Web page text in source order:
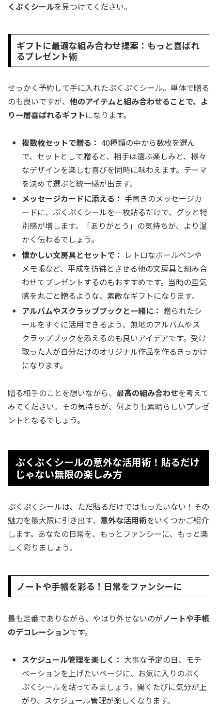
くぷくシールを見つけてください。
ギフトに最適な組み合わせ提案：もっと喜ばれ
るプレゼント術
せっかく予約して手に入れたぷくぷくシール。単体で贈る
のも良いですが、 他のアイテムと組み合わせることで、よ
り一層喜ばれるギフトになります。
複数枚セットで贈る： 40種類の中から数枚を選ん
で、セットとして贈ると、相手は選ぶ楽しみと、様々
なデザインを楽しむ喜びを同時に味わえます。テーマ
を決めて選ぶと統一感が出ます。
メッセージカードに添える： 手書きのメッセージカ
ードに、ぷくぷくシールを一枚貼るだけで、グッと特
別感が増します。「ありがとう」の気持ちが、より温
かく伝わるでしょう。
懐かしい文房具とセットで： レトロなボールペンや
メモ帳など、平成を彷彿とさせる他の文房具と組み合
わせてプレゼントするのもおすすめです。当時の空気
感を丸ごと贈るような、素敵なギフトになります。
アルバムやスクラップブックと一緒に： 贈られたシ
ールをすぐに活用できるよう、無地のアルバムやス
クラップブックを添えるのも良いアイデアです。受け
取った人が自分だけのオリジナル作品を作るきっかけ
になります。
贈る相手のことを想いながら、 最高の組み合わせを考えて
みてください。その気持ちが、何よりも素晴らしいプレゼ
ントとなるでしょう。
ぷくぷくシールの意外な活用術！貼るだけ
じゃない無限の楽しみ方
ぷくぷくシールは、ただ貼るだけではもったいない！その
魅力を最大限に引き出す、 意外な活用術をいくつかご紹介
します。あなたの日常を、もっとファンシーに、もっと楽
しく彩りましょう。
ノートや手帳を彩る！日常をファンシーに
最も定番でありながら、やはり外せないのがノートや手帳
のデコレーションです。
スケジュール管理を楽しく： 大事な予定の日、モチ
ベーションを上げたいページに、お気に入りのぷく
ぷくシールを貼ってみましょう。開くたびに気分が上
がり、スケジュール管理が楽しくなります。